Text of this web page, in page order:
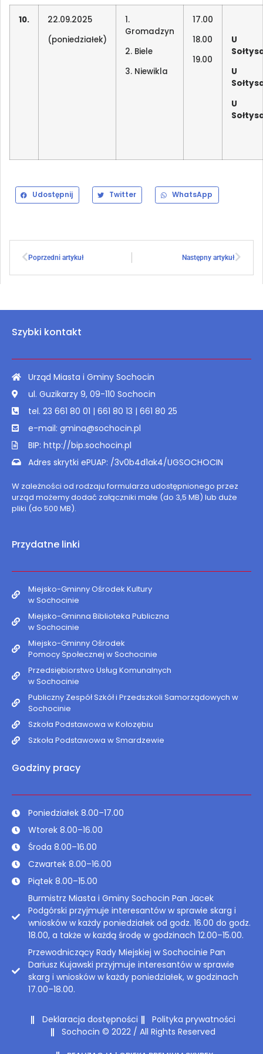
10.
22.09.2025
(poniedziałek)
1.
Gromadzyn
2. Biele
3. Niewikla
17.00
18.00
19.00
U
U
U
Udostępnij Twitter WhatsApp
Poprzedni artykuł Następny artykuł
Szybki kontakt
Urząd Miasta i Gminy Sochocin
ul. Guzikarzy 9, 09-110 Sochocin
tel. 23 661 80 01 | 661 80 13 | 661 80 25
e-mail: gmina@sochocin.pl
BIP: http://bip.sochocin.pl
Adres skrytki ePUAP: /3v0b4d1ak4/UGSOCHOCIN
W zależności od rodzaju formularza udostępnionego przez
urząd możemy dodać załączniki małe (do 3,5 MB) lub duże
pliki (do 500 MB).
Przydatne linki
Miejsko-Gminny Ośrodek Kultury
w Sochocinie
Miejsko-Gminna Biblioteka Publiczna
w Sochocinie
Miejsko-Gminny Ośrodek
Pomocy Społecznej w Sochocinie
Przedsiębiorstwo Usług Komunalnych
w Sochocinie
Publiczny Zespół Szkół i Przedszkoli Samorządowych w
Sochocinie
Szkoła Podstawowa w Kołozębiu
Szkoła Podstawowa w Smardzewie
Godziny pracy
Poniedziałek 8.00–17.00
Wtorek 8.00–16.00
Środa 8.00–16.00
Czwartek 8.00–16.00
Piątek 8.00–15.00
Burmistrz Miasta i Gminy Sochocin Pan Jacek
Podgórski przyjmuje interesantów w sprawie skarg i
wniosków w każdy poniedziałek od godz. 16.00 do godz.
18.00, a także w każdą środę w godzinach 12.00–15.00.
Przewodniczący Rady Miejskiej w Sochocinie Pan
Dariusz Kujawski przyjmuje interesantów w sprawie
skarg i wniosków w każdy poniedziałek, w godzinach
17.00–18.00.
Deklaracja dostępności
Polityka prywatności
Sochocin © 2022 / All Rights Reserved